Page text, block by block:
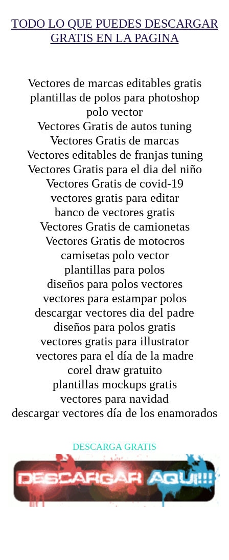
TODO LO QUE PUEDES DESCARGAR
GRATIS EN LA PAGINA
Vectores de marcas editables gratis
plantillas de polos para photoshop
polo vector
Vectores Gratis de autos tuning
Vectores Gratis de marcas
Vectores editables de franjas tuning
Vectores Gratis para el dia del niño
Vectores Gratis de covid-19
vectores gratis para editar
banco de vectores gratis
Vectores Gratis de camionetas
Vectores Gratis de motocros
camisetas polo vector
plantillas para polos
diseños para polos vectores
vectores para estampar polos
descargar vectores dia del padre
diseños para polos gratis
vectores gratis para illustrator
vectores para el día de la madre
corel draw gratuito
plantillas mockups gratis
vectores para navidad
descargar vectores día de los enamorados
DESCARGA GRATIS